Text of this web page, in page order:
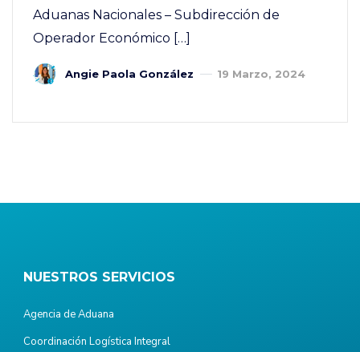
Aduanas Nacionales – Subdirección de
Operador Económico […]
Angie Paola González 19 Marzo, 2024
NUESTROS SERVICIOS
Agencia de Aduana
Coordinación Logística Integral